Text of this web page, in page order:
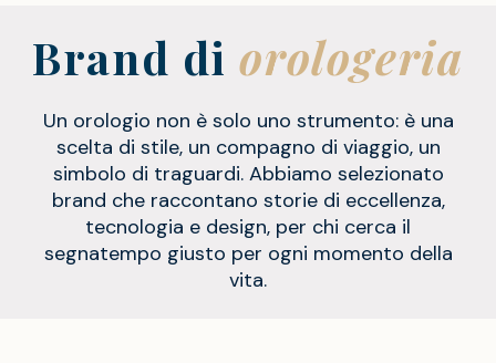
Brand diorologeria
Un orologio non è solo uno strumento: è una
scelta di stile, un compagno di viaggio, un
simbolo di traguardi. Abbiamo selezionato
brand che raccontano storie di eccellenza,
tecnologia e design, per chi cerca il
segnatempo giusto per ogni momento della
vita.